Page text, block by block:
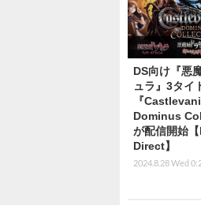
DS向け『悪
ュラ』3タイ
『
Dominus
が配信開始
Direct】
2024.8.28 Wed